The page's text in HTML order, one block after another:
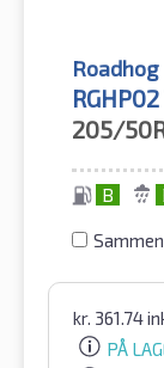
Roadhog
205/
B
kr. 361.74
PÅ